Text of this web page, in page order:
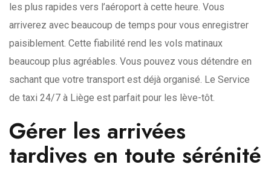
les plus rapides vers l’aéroport à cette heure. Vous
arriverez avec beaucoup de temps pour vous enregistrer
paisiblement. Cette fiabilité rend les vols matinaux
beaucoup plus agréables. Vous pouvez vous détendre en
sachant que votre transport est déjà organisé. Le Service
de taxi 24/7 à Liège est parfait pour les lève-tôt.
Gérer les arrivées
tardives en toute sérénité